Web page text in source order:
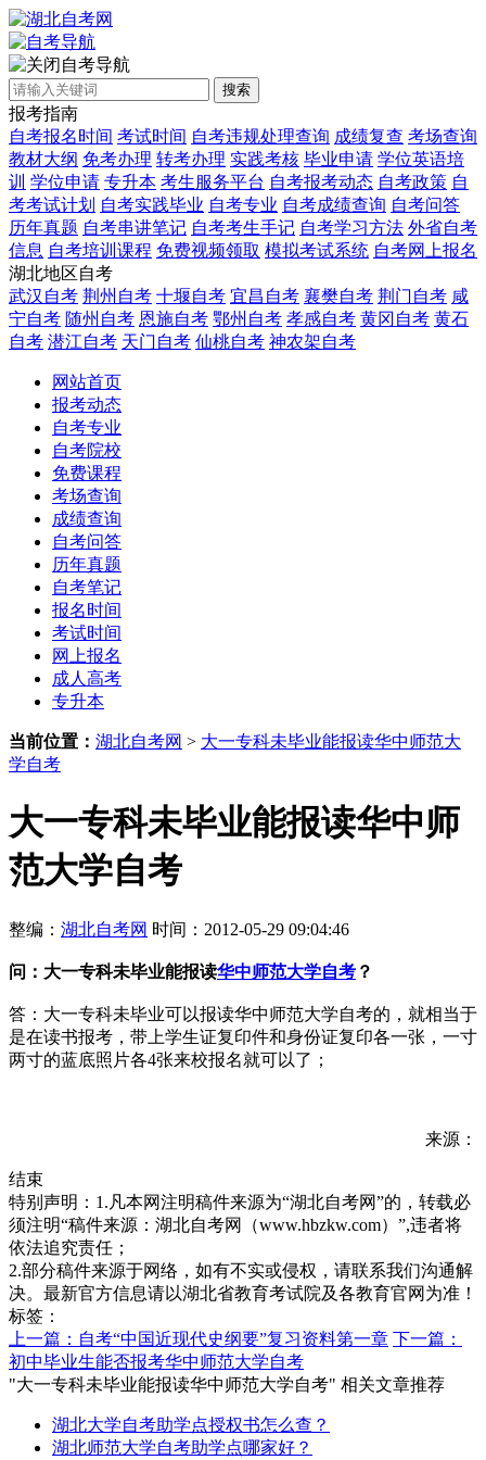
自考导航
搜索
报考指南
自考报名时间 考试时间 自考违规处理查询 成绩复查 考场查询
教材大纲 免考办理 转考办理 实践考核 毕业申请 学位英语培
训 学位申请 专升本 考生服务平台 自考报考动态 自考政策 自
考考试计划 自考实践毕业 自考专业 自考成绩查询 自考问答
历年真题 自考串讲笔记 自考考生手记 自考学习方法 外省自考
信息 自考培训课程 免费视频领取 模拟考试系统 自考网上报名
湖北地区自考
武汉自考 荆州自考 十堰自考 宜昌自考 襄樊自考 荆门自考 咸
宁自考 随州自考 恩施自考 鄂州自考 孝感自考 黄冈自考 黄石
自考 潜江自考 天门自考 仙桃自考 神农架自考
网站首页
报考动态
自考专业
自考院校
免费课程
考场查询
成绩查询
自考问答
历年真题
自考笔记
报名时间
考试时间
网上报名
成人高考
专升本
当前位置： 湖北自考网 > 大一专科未毕业能报读华中师范大
学自考
大一专科未毕业能报读华中师
范大学自考
整编： 湖北自考网 时间：2012-05-29 09:04:46
问： 大一专科未毕业能报读华中师范大学自考 ？
答：大一专科未毕业可以报读华中师范大学自考的，就相当于
是在读书报考，带上学生证复印件和身份证复印各一张，一寸
两寸的蓝底照片各4张来校报名就可以了；
来源：
结束
特别声明：1.凡本网注明稿件来源为“湖北自考网”的，转载必
须注明“稿件来源：湖北自考网（www.hbzkw.com）”,违者将
依法追究责任；
2.部分稿件来源于网络，如有不实或侵权，请联系我们沟通解
决。最新官方信息请以湖北省教育考试院及各教育官网为准！
标签：
上一篇：自考“中国近现代史纲要”复习资料第一章 下一篇：
初中毕业生能否报考华中师范大学自考
"大一专科未毕业能报读华中师范大学自考" 相关文章推荐
湖北大学自考助学点授权书怎么查？
湖北师范大学自考助学点哪家好？